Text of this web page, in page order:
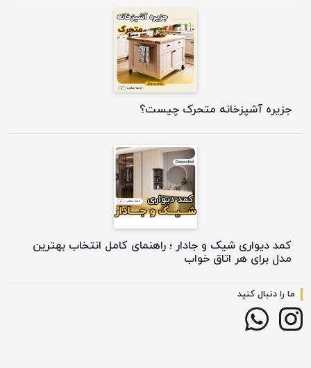
جزیره آشپزخانه متحرک چیست؟
کمد دیواری شیک و جادار ؛ راهنمای کامل انتخاب بهترین
مدل برای هر اتاق خواب
ما را دنبال کنید